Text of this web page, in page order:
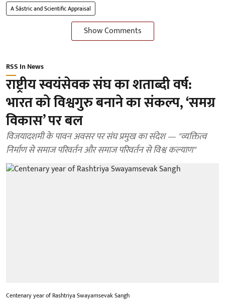
A Śāstric and Scientific Appraisal
Show Comments
RSS In News
राष्ट्रीय स्वयंसेवक संघ का शताब्दी वर्ष:
भारत को विश्वगुरु बनाने का संकल्प, ‘समग्र
विकास’ पर बल
विजयादशमी के पावन अवसर पर संघ प्रमुख का संदेश — "व्यक्तित्व
निर्माण से समाज परिवर्तन और समाज परिवर्तन से विश्व कल्याण"
Centenary year of Rashtriya Swayamsevak Sangh